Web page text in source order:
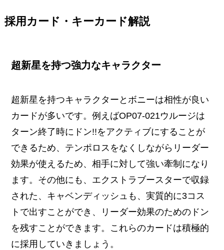
採用カード・キーカード解説
超新星を持つ強力なキャラクター
超新星を持つキャラクターとボニーは相性が良い
カードが多いです。例えばOP07-021ウルージは
ターン終了時にドン!!をアクティブにすることが
できるため、テンポロスをなくしながらリーダー
効果が使えるため、相手に対して強い牽制になり
ます。その他にも、エクストラブースターで収録
された、キャベンディッシュも、実質的に3コス
トで出すことができ、リーダー効果のためのドン
を残すことができます。これらのカードは積極的
に採用していきましょう。